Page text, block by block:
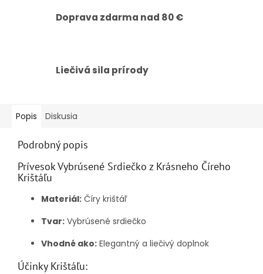
Doprava zdarma nad 80 €
Liečivá sila prírody
Popis Diskusia
Podrobný popis
Prívesok Vybrúsené Srdiečko z Krásneho Číreho
Krištáľu
Materiál: Číry krištáľ
Tvar: Vybrúsené srdiečko
Vhodné ako: Elegantný a liečivý doplnok
Účinky Krištáľu: